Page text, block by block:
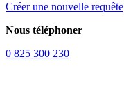
Créer une nouvelle requête
Nous téléphoner
0 825 300 230